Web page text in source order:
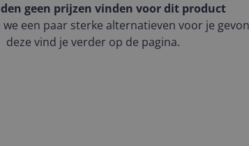
geen prijzen vinden voor dit product
we een paar sterke alternatieven voor je
deze vind je verder op de pagina.